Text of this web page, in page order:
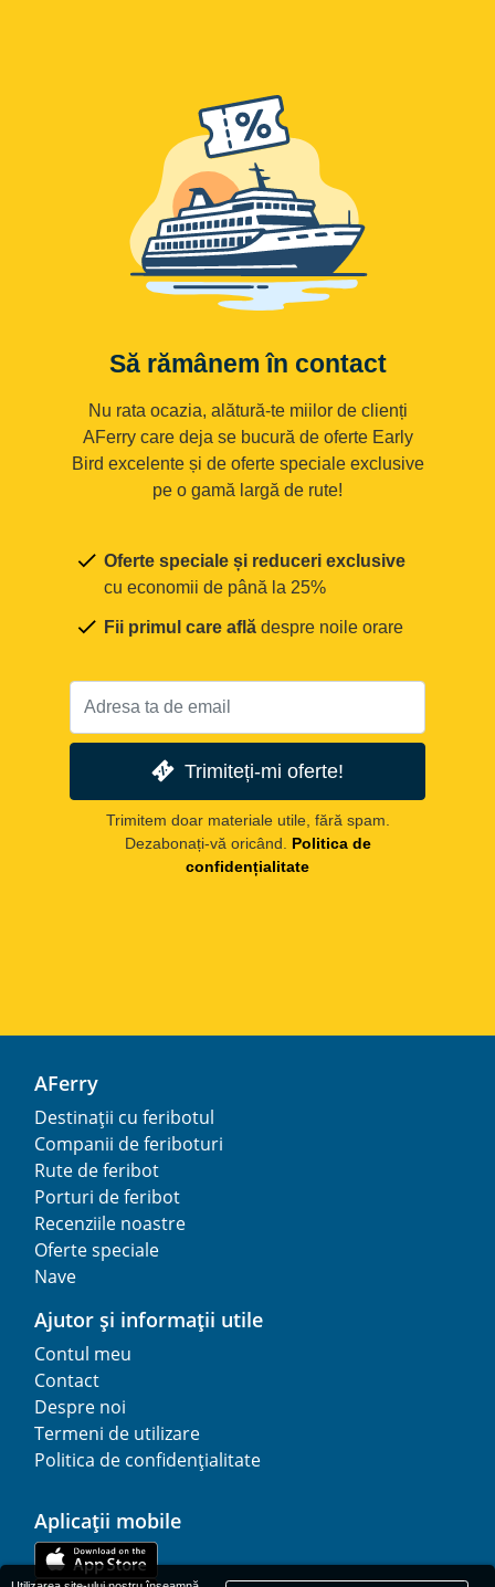
Să rămânem în contact
Nu rata ocazia, alătură-te miilor de clienți
AFerry care deja se bucură de oferte Early
Bird excelente și de oferte speciale exclusive
pe o gamă largă de rute!
Oferte speciale și reduceri exclusive
cu economii de până la 25%
Fii primul care află despre noile orare
Trimiteți-mi oferte!
Trimitem doar materiale utile, fără spam.
Dezabonați-vă oricând.
Politica de
confidențialitate
AFerry
Destinații cu feribotul
Companii de feriboturi
Rute de feribot
Porturi de feribot
Recenziile noastre
Oferte speciale
Nave
Ajutor și informații utile
Contul meu
Contact
Despre noi
Termeni de utilizare
Politica de confidențialitate
Aplicații mobile